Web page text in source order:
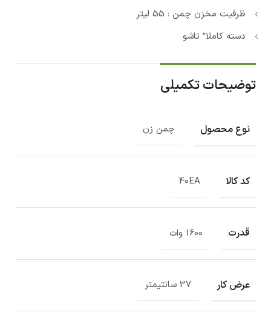
ظرفیت مخزن چمن : 55 لیتر
دسته کاملا” تاشو
توضیحات تکمیلی
نوع محصول چمن زن
کد کالا 40EA
قدرت 1600 وات
عرض کار 37 سانتیمتر